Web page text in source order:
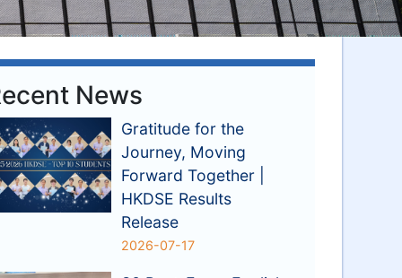
News
Gratitude for the
Journey, Moving
Forward Together |
HKDSE Results
Release
2026-07-17